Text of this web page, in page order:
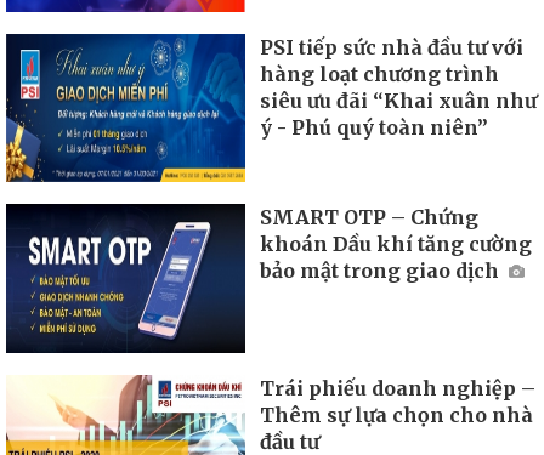
PSI tiếp sức nhà đầu tư với
hàng loạt chương trình
siêu ưu đãi “Khai xuân như
ý - Phú quý toàn niên”
SMART OTP – Chứng
khoán Dầu khí tăng cường
bảo mật trong giao dịch
Trái phiếu doanh nghiệp –
Thêm sự lựa chọn cho nhà
đầu tư